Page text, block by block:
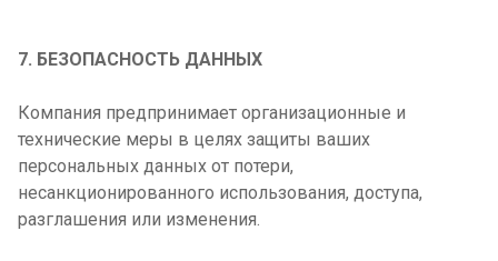
7. БЕЗОПАСНОСТЬ ДАННЫХ
Компания предпринимает организационные и
технические меры в целях защиты ваших
персональных данных от потери,
несанкционированного использования, доступа,
разглашения или изменения.